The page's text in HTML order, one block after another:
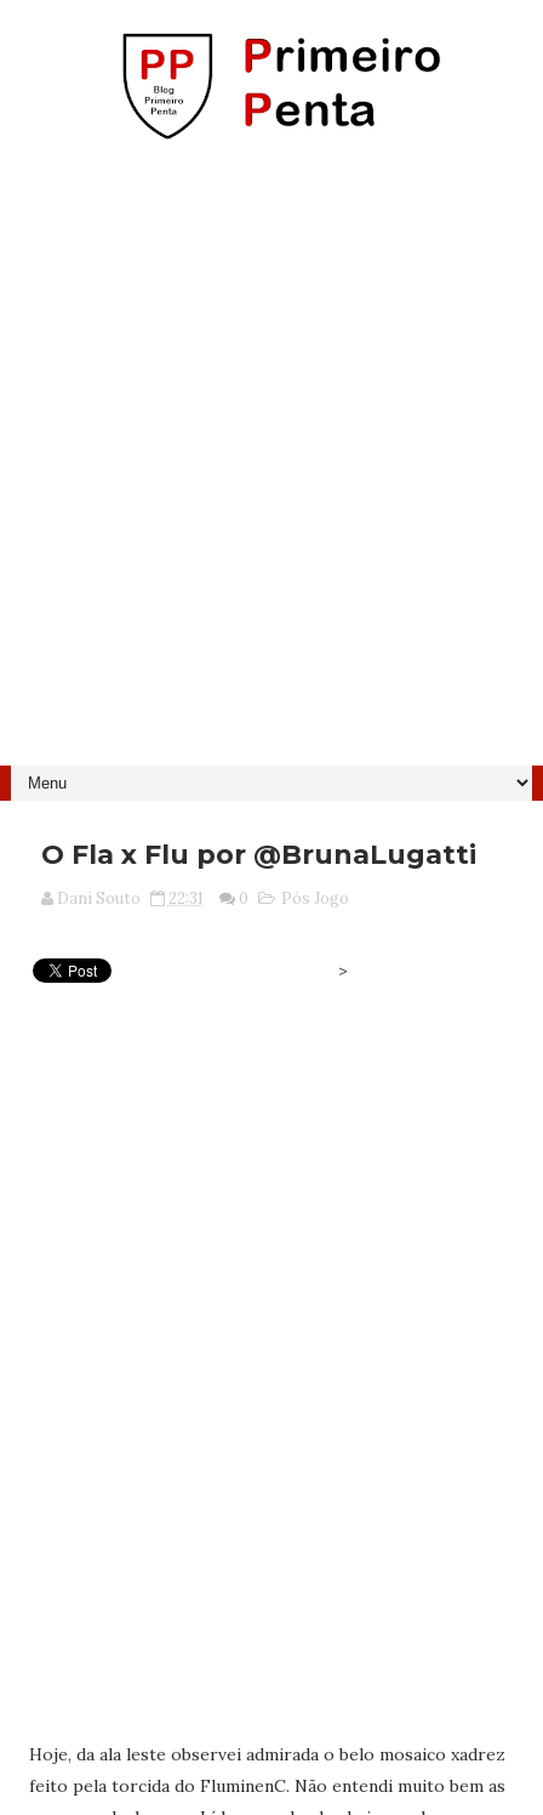
O Fla x Flu por @BrunaLugatti
Dani Souto 22:31 0 Pós Jogo
>
Hoje, da ala leste observei admirada o belo mosaico xadrez
feito pela torcida do FluminenC. Não entendi muito bem as